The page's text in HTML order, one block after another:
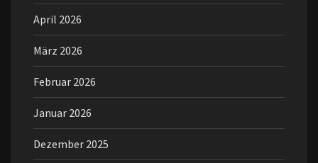
April 2026
März 2026
Februar 2026
Januar 2026
Dezember 2025